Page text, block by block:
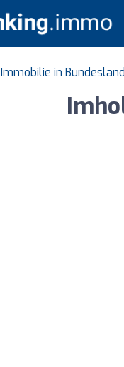
Immobilie in